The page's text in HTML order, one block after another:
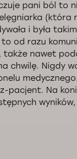
pani ból to
(która
i była
to od razu
także nawet
chwilę. Nigdy
pacjent. Na